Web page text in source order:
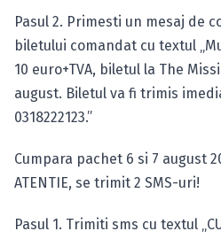
Pasul 2. Primesti un mesaj de
biletului comandat cu textul
10 euro+TVA, biletul la The
august. Biletul va fi trimis
0318222123.”
Cumpara pachet 6 si 7 august
ATENTIE, se trimit 2 SMS-uri!
Pasul 1. Trimiti sms cu textul